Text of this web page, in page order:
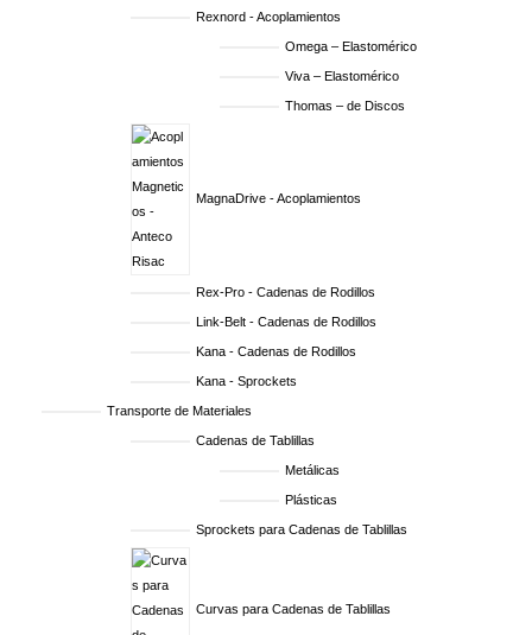
Rexnord - Acoplamientos
Omega – Elastomérico
Viva – Elastomérico
Thomas – de Discos
MagnaDrive - Acoplamientos
Rex-Pro - Cadenas de Rodillos
Link-Belt - Cadenas de Rodillos
Kana - Cadenas de Rodillos
Kana - Sprockets
Transporte de Materiales
Cadenas de Tablillas
Metálicas
Plásticas
Sprockets para Cadenas de Tablillas
Curvas para Cadenas de Tablillas